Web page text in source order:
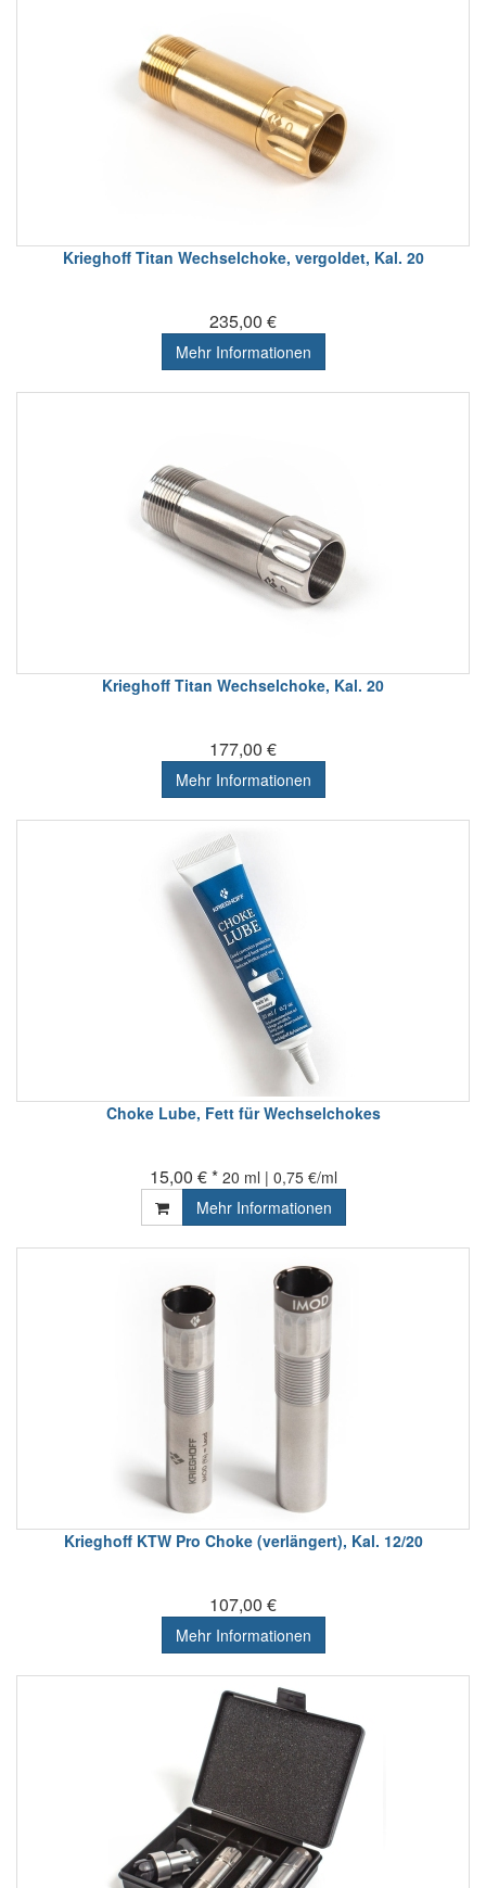
Krieghoff Titan Wechselchoke, vergoldet, Kal. 20
235,00 €
Mehr Informationen
Krieghoff Titan Wechselchoke, Kal. 20
177,00 €
Mehr Informationen
Choke Lube, Fett für Wechselchokes
15,00 € * 20 ml | 0,75 €/ml
Mehr Informationen
Krieghoff KTW Pro Choke (verlängert), Kal. 12/20
107,00 €
Mehr Informationen